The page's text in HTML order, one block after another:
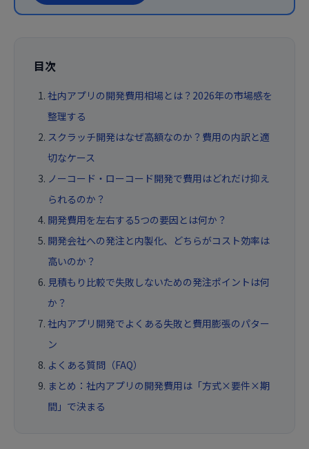
目次
社内アプリの開発費用相場とは？2026年の市場感を
整理する
スクラッチ開発はなぜ高額なのか？費用の内訳と適
切なケース
ノーコード・ローコード開発で費用はどれだけ抑え
られるのか？
開発費用を左右する5つの要因とは何か？
開発会社への発注と内製化、どちらがコスト効率は
高いのか？
見積もり比較で失敗しないための発注ポイントは何
か？
社内アプリ開発でよくある失敗と費用膨張のパター
ン
よくある質問（FAQ）
まとめ：社内アプリの開発費用は「方式×要件×期
間」で決まる